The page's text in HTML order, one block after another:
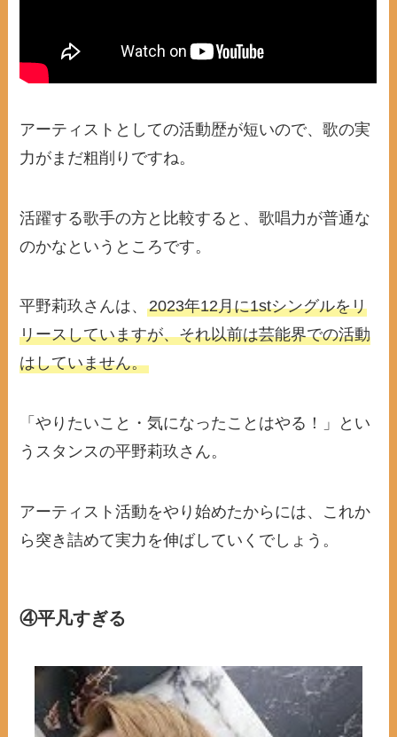
アーティストとしての活動歴が短いので、歌の実
力がまだ粗削りですね。
活躍する歌手の方と比較すると、歌唱力が普通な
のかなというところです。
平野莉玖さんは、2023年12月に1stシングルをリ
リースしていますが、それ以前は芸能界での活動
はしていません。
「やりたいこと・気になったことはやる！」とい
うスタンスの平野莉玖さん。
アーティスト活動をやり始めたからには、これか
ら突き詰めて実力を伸ばしていくでしょう。
④平凡すぎる